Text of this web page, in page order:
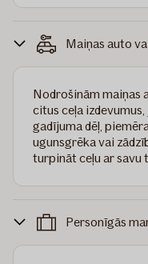
Maiņas auto
Nodrošinām maiņas
citus ceļa
gadījuma dēļ,
ugunsgrēka vai
turpināt ceļu ar savu
Personīgās